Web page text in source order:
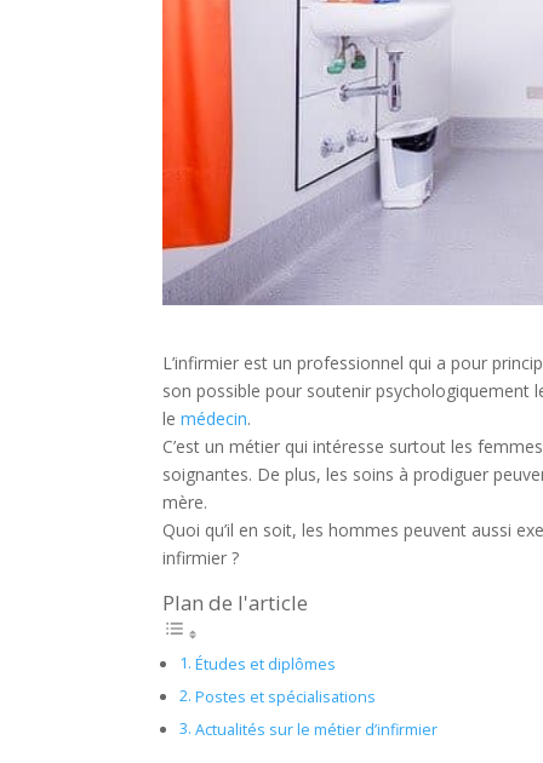
L’infirmier est un professionnel qui a pour
son possible pour soutenir psychologiquement
lemédecin.
C’est un métier qui intéresse surtout les
soignantes. De plus, les soins à prodiguer
mère.
Quoi qu’il en soit, les hommes peuvent aussi
infirmier ?
Plan de l'article
Études et diplômes
Postes et spécialisations
Actualités sur le métier d’infirmier